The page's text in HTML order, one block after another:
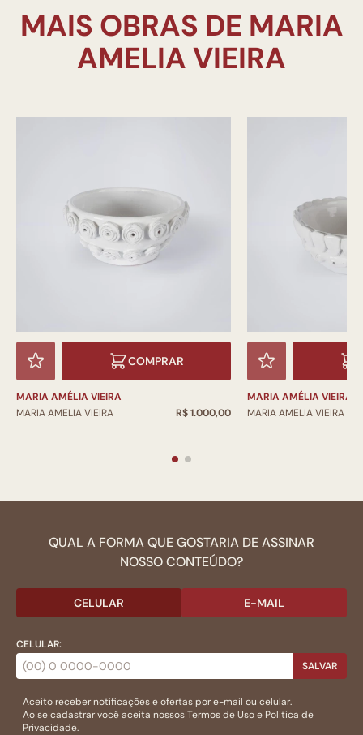
MAIS OBRAS DE MARIA
COMPRAR
MARIA AMÉLIA VIEIRA
MARIA AMELIA VIEIRA
R$ 1.000,00
MARIA AMÉLIA VIEIRA
MARIA AMELIA VIEIRA
QUAL A FORMA QUE GOSTARIA DE ASSINAR
NOSSO CONTEÚDO?
CELULAR E-MAIL
CELULAR:
SALVAR
Aceito receber notificações e ofertas por e-mail ou celular.
Ao se cadastrar você aceita nossosTermos de Usoe Politica de
Privacidade.